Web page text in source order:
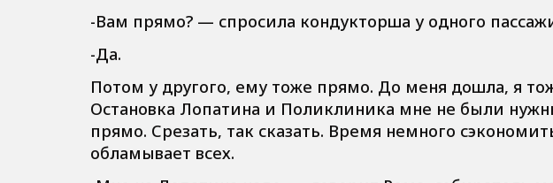
-Вам прямо? — спросила кондукторша у одного
-Да.
Потом у другого, ему тоже прямо. До меня дошла, я
Остановка Лопатина и Поликлиника мне не были
прямо. Срезать, так сказать. Время немного
обламывает всех.